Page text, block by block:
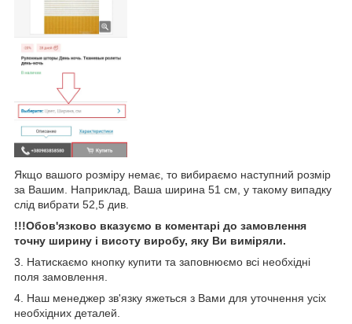
Якщо вашого розміру немає, то вибираємо наступний розмір
за Вашим. Наприклад, Ваша ширина 51 см, у такому випадку
слід вибрати 52,5 див.
!!!Обов'язково вказуємо в коментарі до замовлення
точну ширину і висоту виробу, яку Ви виміряли.
3. Натискаємо кнопку купити та заповнюємо всі необхідні
поля замовлення.
4. Наш менеджер зв'язку яжеться з Вами для уточнення усіх
необхідних деталей.